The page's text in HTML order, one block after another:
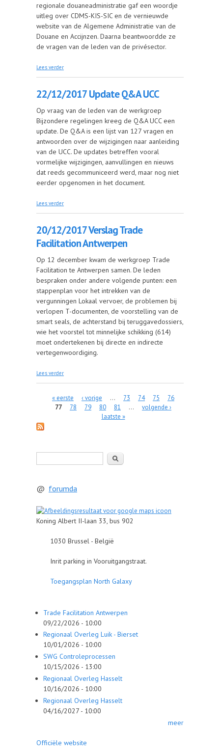
regionale douaneadministratie gaf een woordje
uitleg over CDMS-KIS-SIC en de vernieuwde
website van de Algemene Administratie van de
Douane en Accijnzen. Daarna beantwoordde ze
de vragen van de leden van de privésector.
Lees verder
22/12/2017 Update Q&A UCC
Op vraag van de leden van de werkgroep
Bijzondere regelingen kreeg de Q&A UCC een
update. De Q&A is een lijst van 127 vragen en
antwoorden over de wijzigingen naar aanleiding
van de UCC. De updates betreffen vooral
vormelijke wijzigingen, aanvullingen en nieuws
dat reeds gecommuniceerd werd, maar nog niet
eerder opgenomen in het document.
Lees verder
20/12/2017 Verslag Trade
Facilitation Antwerpen
Op 12 december kwam de werkgroep Trade
Facilitation te Antwerpen samen. De leden
bespraken onder andere volgende punten: een
stappenplan voor het intrekken van de
vergunningen Lokaal vervoer, de problemen bij
verlopen T-documenten, de voorstelling van de
smart seals, de achterstand bij teruggavedossiers,
wie het voorstel tot minnelijke schikking (614)
moet ondertekenen bij directe en indirecte
vertegenwoordiging.
Lees verder
Pagina's
« eerste ‹ vorige … 73 74 75
76
77
78 79 80 81 …
volgende ›
laatste »
@ forumda
Koning Albert II-laan 33, bus 902
1030 Brussel - België
Inrit parking in Vooruitgangstraat.
Toegangsplan North Galaxy
Trade Facilitation Antwerpen
09/22/2026 - 10:00
Regionaal Overleg Luik - Bierset
10/01/2026 - 10:00
SWG Controleprocessen
10/15/2026 - 13:00
Regionaal Overleg Hasselt
10/16/2026 - 10:00
Regionaal Overleg Hasselt
04/16/2027 - 10:00
meer
Officiële website